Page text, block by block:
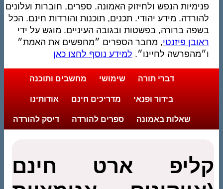
פנימיות הנפש ולחיזוק האמונה. ספרים, חוברות ועלונים
להורדה. מידע יהודי. תכנים, תוכנות והורדות חינם. הכל
בשפה ברורה, בפשטות ובגובה העיניים. מוגש על ידי
ראובן פיזנטי, מחבר הספרים ״מחפשים את האמת״
ו״מהפרשה לחיינו״. למידע נוסף לחצו כאן
דברי תורה שימושי מחשבים ותוכנה
בידור ופנאי מדריכים חינם אודותינו
שאלות באמונה ספרים להורדה דיסק להורדה
קליפ ארט חינם